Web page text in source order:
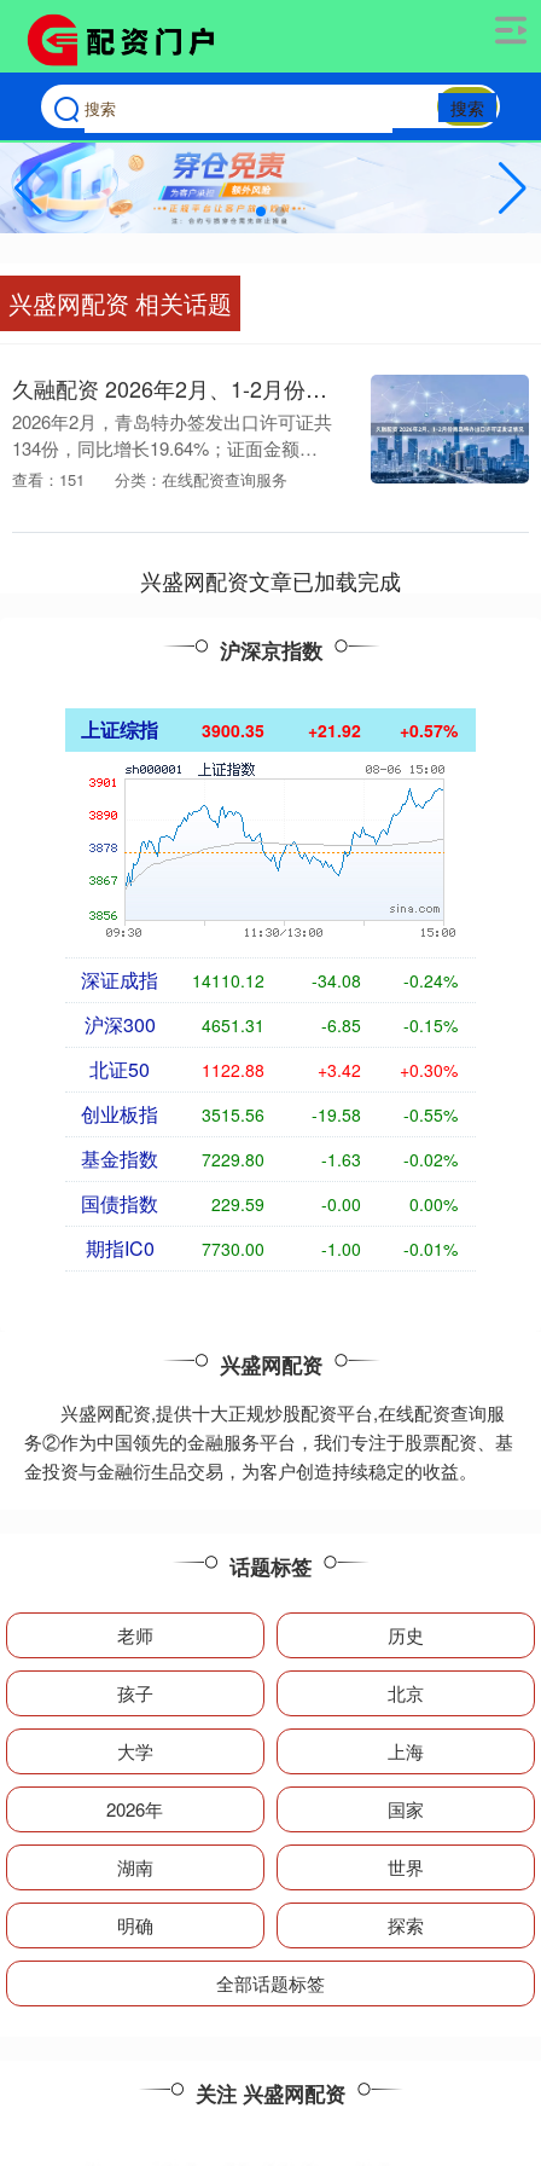
搜索
兴盛网配资 相关话题
久融配资 2026年2月、1-2月份青岛特办出口许可证发证情况
2026年2月，青岛特办签发出口许可证共
134份，同比增长19.64%；证面金额
29065.2万美元，同比增长179.24%。
查看：151 分类：在线配资查询服务
兴盛网配资文章已加载完成
沪深京指数
上证综指 3900.35 +21.92 +0.57%
深证成指 14110.12 -34.08 -0.24%
沪深300 4651.31 -6.85 -0.15%
北证50 1122.88 +3.42 +0.30%
创业板指 3515.56 -19.58 -0.55%
基金指数 7229.80 -1.63 -0.02%
国债指数 229.59 -0.00 0.00%
期指IC0 7730.00 -1.00 -0.01%
兴盛网配资
兴盛网配资,提供十大正规炒股配资平台,在线配资查询服
务②作为中国领先的金融服务平台，我们专注于股票配资、基
金投资与金融衍生品交易，为客户创造持续稳定的收益。
话题标签
老师 历史
孩子 北京
大学 上海
2026年 国家
湖南 世界
明确 探索
全部话题标签
关注 兴盛网配资